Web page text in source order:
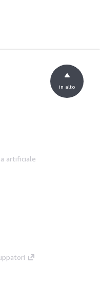
artificiale
in alto